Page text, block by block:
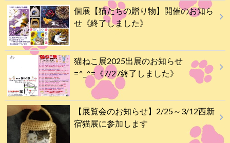
個展【猫たちの贈り物】開催のお知ら
せ《終了しました》
猫ねこ展2025出展のお知らせ
=^_^=《7/27終了しました》
【展覧会のお知らせ】2/25～3/12西新
宿猫展に参加します